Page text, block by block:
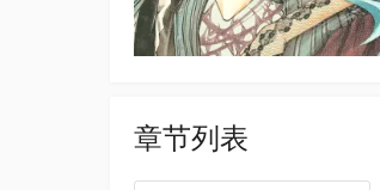
章节列表